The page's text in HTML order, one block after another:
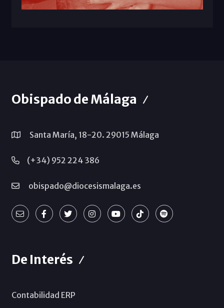
Obispado de Málaga
Santa María, 18-20. 29015 Málaga
(+34) 952 224 386
obispado@diocesismalaga.es
De Interés
Contabilidad ERP